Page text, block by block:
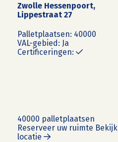
Zwolle Hessenpoort,
Lippestraat 27
Palletplaatsen: 40000
VAL-gebied: Ja
Certificeringen:
40000 palletplaatsen
Reserveer uw ruimte Bekijk
locatie